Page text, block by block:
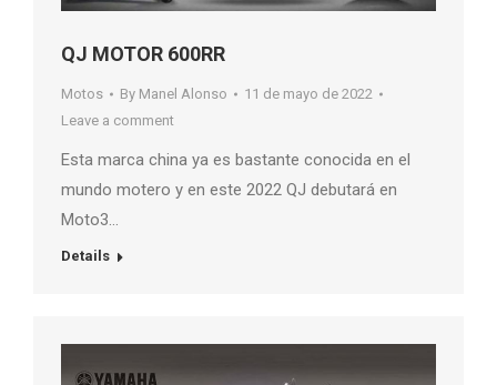
QJ MOTOR 600RR
Motos By Manel Alonso
11 de mayo de 2022
Leave a comment
Esta marca china ya es bastante conocida en el
mundo motero y en este 2022 QJ debutará en
Moto3…
Details